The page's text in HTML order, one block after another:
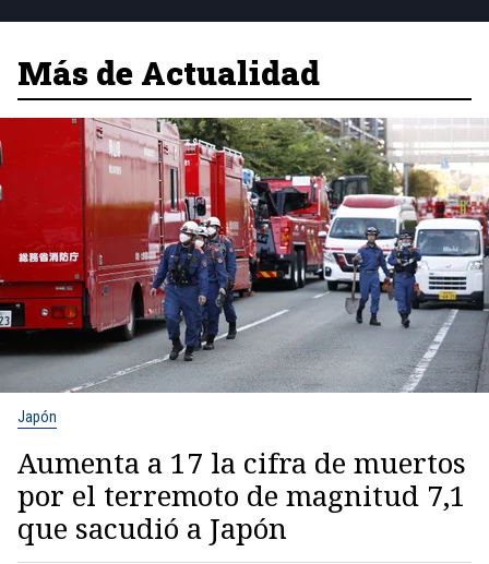
Más de Actualidad
Japón
Aumenta a 17 la cifra de muertos
por el terremoto de magnitud 7,1
que sacudió a Japón